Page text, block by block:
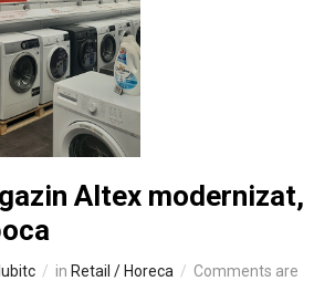
Altex modernizat,
in Retail / Horeca
Comments are